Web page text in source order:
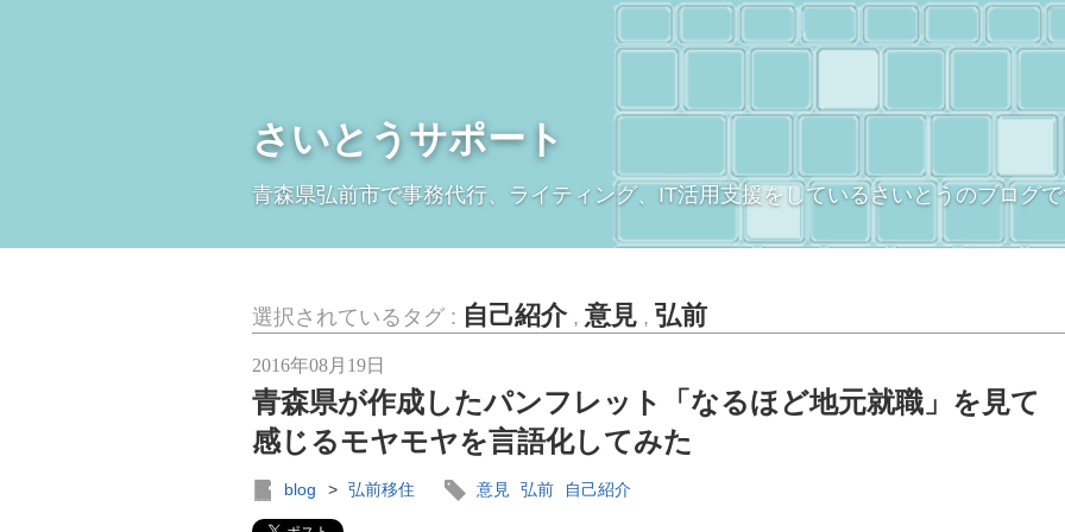
さいとうサポート
青森県弘前市で事務代行、ライティング、IT活用支援をしているさいとうのブログ
選択されているタグ : 自己紹介, 意見 , 弘前
2016年08月19日
青森県が作成したパンフレット「なるほど地元就職」を見て
感じるモヤモヤを言語化してみた
blog > 弘前移住 意見 弘前 自己紹介